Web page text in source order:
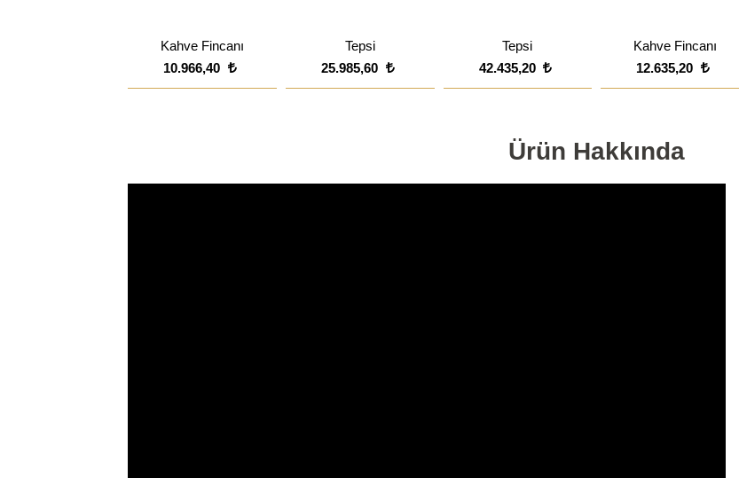
Kahve Fincanı
10.966,40
Tepsi
25.985,60
Tepsi
42.435,20
Kahve Fincanı
12.635,20
Ürün Hakkında